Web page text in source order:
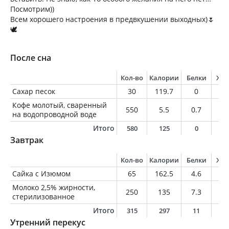
Посмотрим))
Всем хорошего настроения в предвкушении выходных)🌷
🕊️
После сна
Кол-во Калории Белки
Сахар песок 30 119.7 0
Кофе молотый, сваренный
на водопроводной воде
550 5.5 0.7
Итого
580 125 0
Завтрак
Кол-во Калории Белки
Сайка с Изюмом 65 162.5 4.6
Молоко 2,5% жирности,
стерилизованное
250 135 7.3
Итого
315 297 11
Утренний перекус